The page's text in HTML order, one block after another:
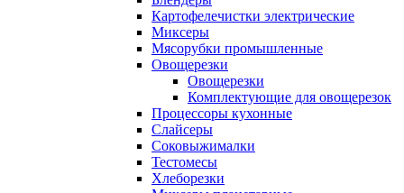
Картофелечистки электрические
Миксеры
Мясорубки промышленные
Овощерезки
Овощерезки
Комплектующие для овощерезок
Процессоры кухонные
Слайсеры
Соковыжималки
Тестомесы
Хлеборезки